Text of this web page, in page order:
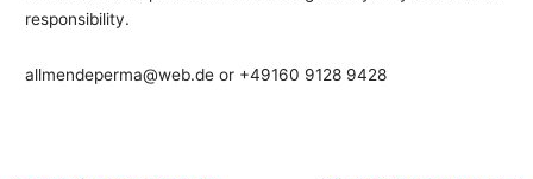
responsibility.
allmendeperma@web.de or +49160 9128 9428